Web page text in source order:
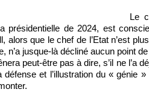
Le
présidentielle de 2024, est
alors que le chef de l’Etat n’est
n’a jusque-là décliné aucun point
peut-être pas à dire, s’il ne l’a
et l’illustration du « génie